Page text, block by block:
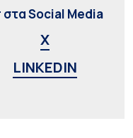
Social Media
X
LINKEDIN